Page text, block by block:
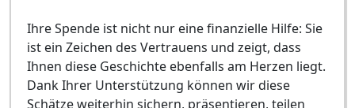
Ihre Spende ist nicht nur eine finanzielle Hilfe: Sie
ist ein Zeichen des Vertrauens und zeigt, dass
Ihnen diese Geschichte ebenfalls am Herzen liegt.
Dank Ihrer Unterstützung können wir diese
Schätze weiterhin sichern, präsentieren, teilen